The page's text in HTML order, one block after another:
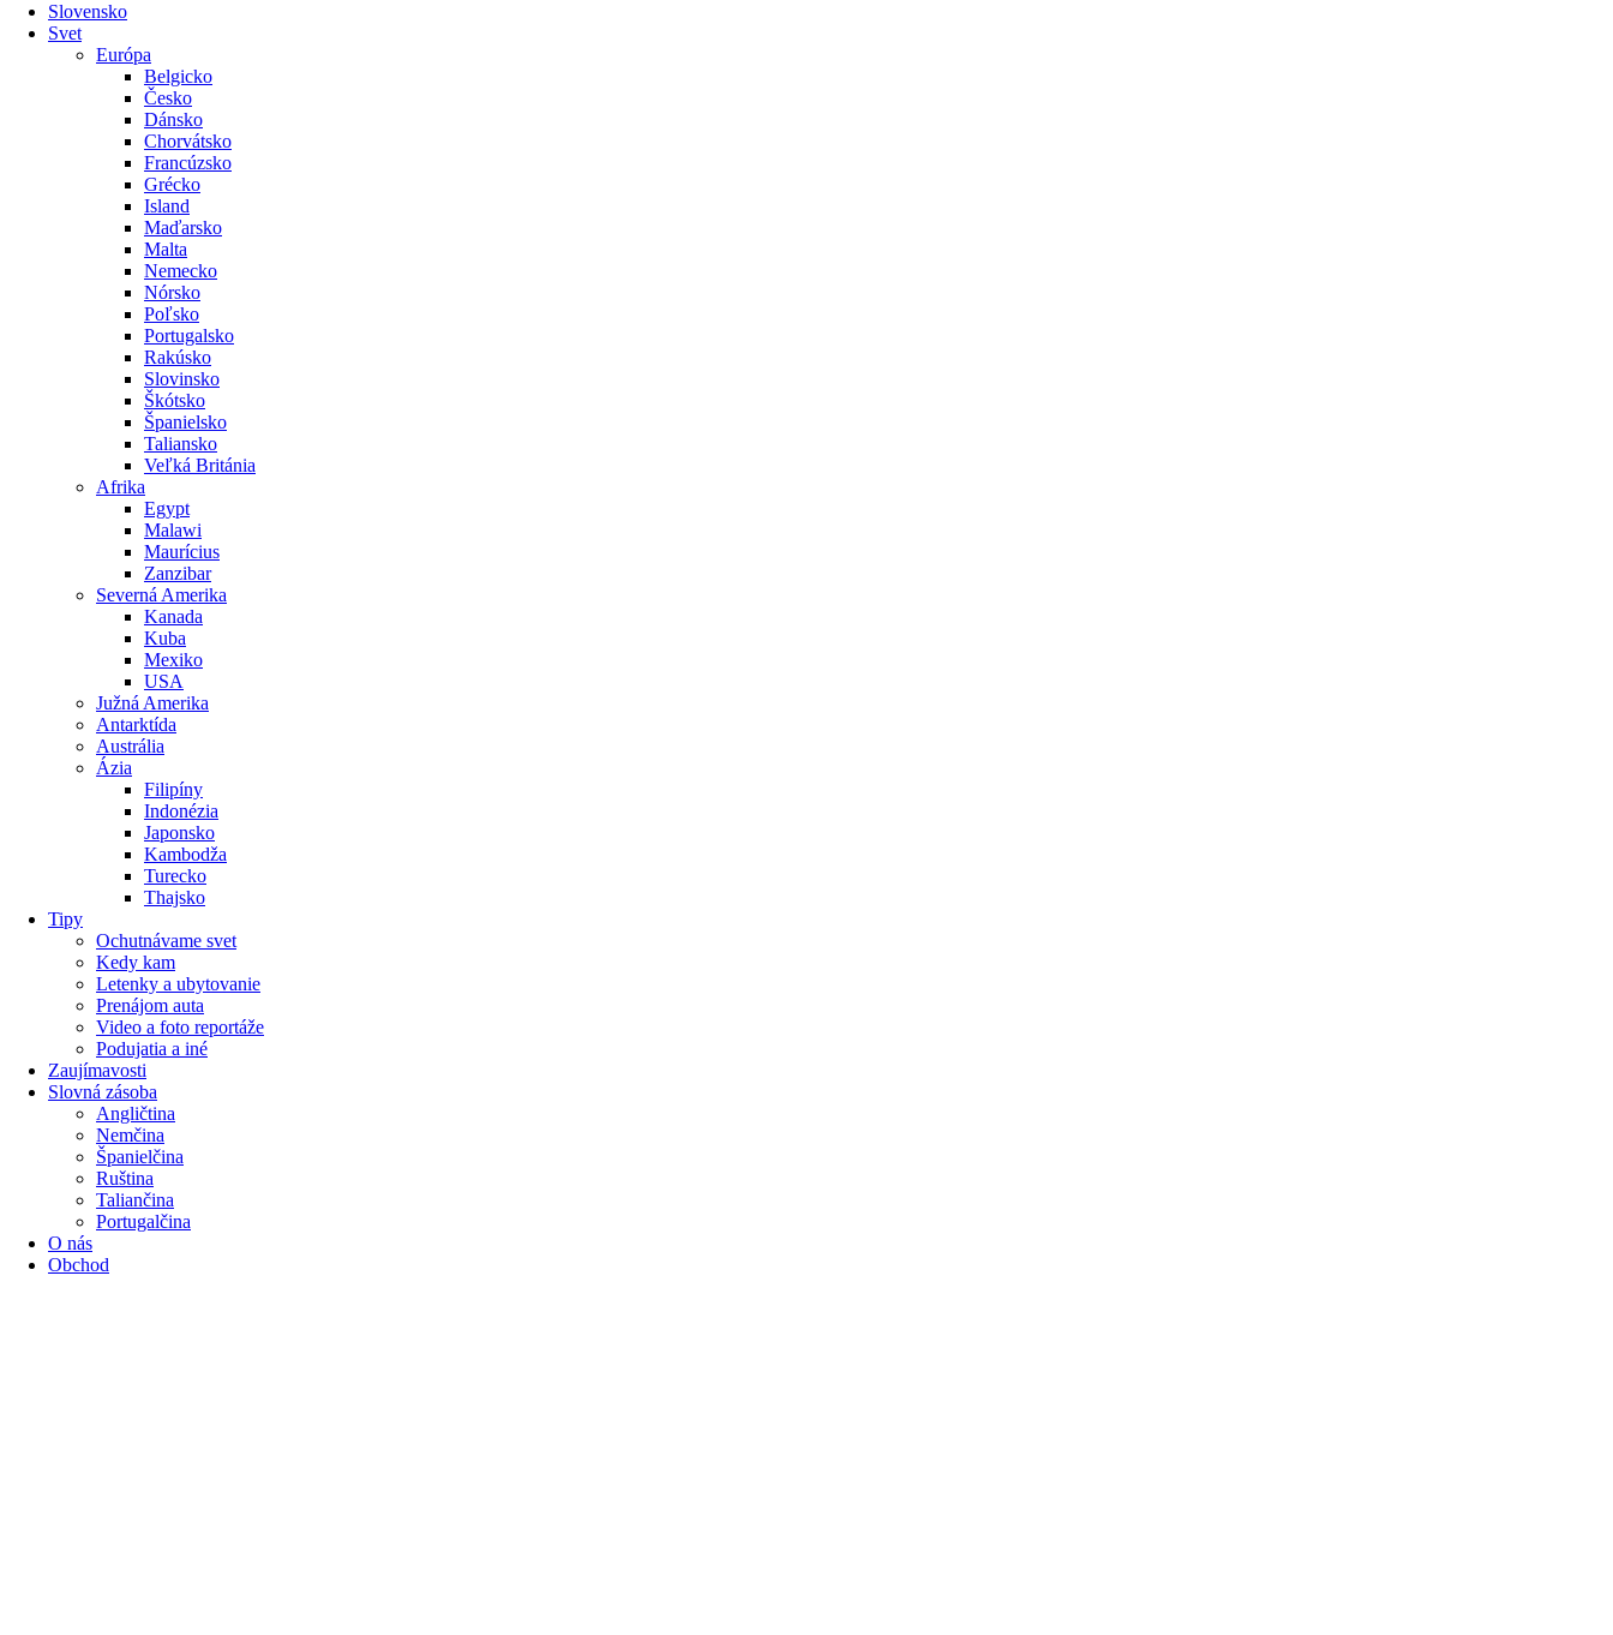
Slovensko
Svet
Európa
Belgicko
Česko
Dánsko
Chorvátsko
Francúzsko
Grécko
Island
Maďarsko
Malta
Nemecko
Nórsko
Poľsko
Portugalsko
Rakúsko
Slovinsko
Škótsko
Španielsko
Taliansko
Veľká Británia
Afrika
Egypt
Malawi
Maurícius
Zanzibar
Severná Amerika
Kanada
Kuba
Mexiko
USA
Južná Amerika
Antarktída
Austrália
Ázia
Filipíny
Indonézia
Japonsko
Kambodža
Turecko
Thajsko
Tipy
Ochutnávame svet
Kedy kam
Letenky a ubytovanie
Prenájom auta
Video a foto reportáže
Podujatia a iné
Zaujímavosti
Slovná zásoba
Angličtina
Nemčina
Španielčina
Ruština
Taliančina
Portugalčina
O nás
Obchod